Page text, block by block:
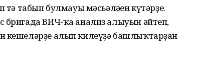
тә табып булмауы мәсьәләһен күтәрҙе.
бригада ВИЧ-ҡа анализ алыуын әйтеп,
кешеләрҙе алып килеүҙә башлыҡтарҙан